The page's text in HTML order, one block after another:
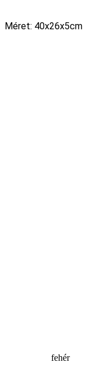
Méret: 40x26x5cm
fehér